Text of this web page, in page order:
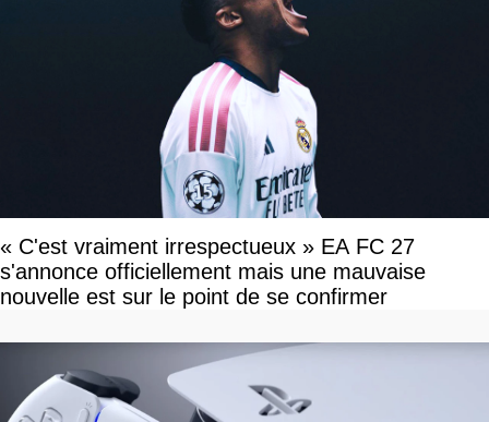
« C'est vraiment irrespectueux » EA FC 27
s'annonce officiellement mais une mauvaise
nouvelle est sur le point de se confirmer